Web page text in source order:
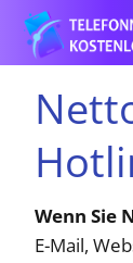
Wenn Sie
E-Mail,